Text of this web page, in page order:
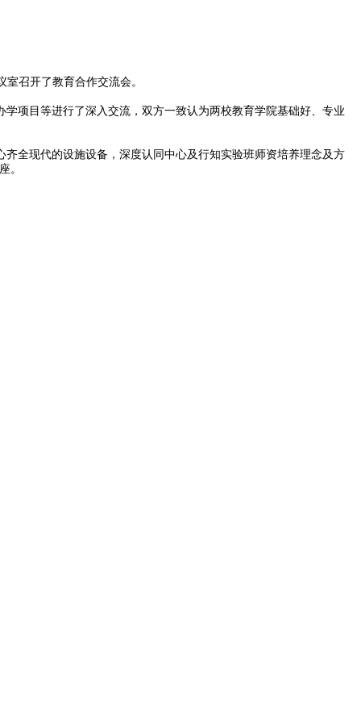
召开了教育合作交流会。
项目等进行了深入交流，双方一致认为两校教育学院基础好、专业
全现代的设施设备，深度认同中心及行知实验班师资培养理念及方
。